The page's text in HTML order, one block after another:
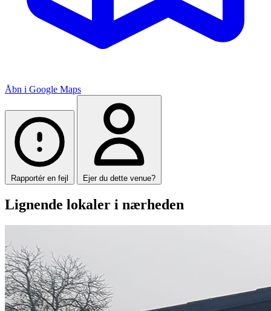
Åbn i Google Maps
Rapportér en fejl Ejer du dette venue?
Lignende lokaler i nærheden